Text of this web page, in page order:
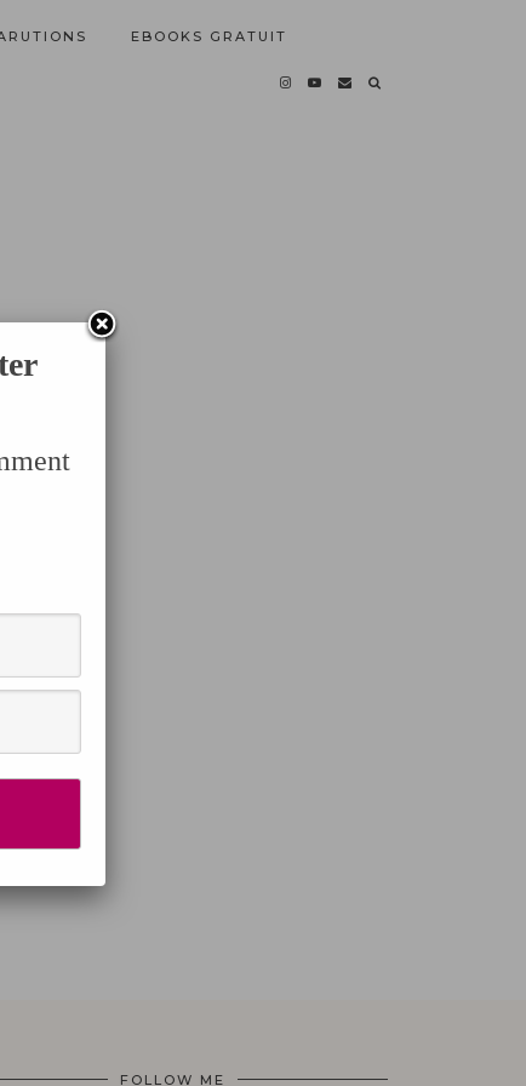
EBOOKS GRATUIT
FOLLOW ME